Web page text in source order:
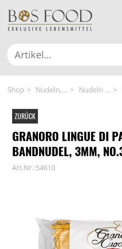
Shop Nudeln,... Nudeln ...
ZURÜCK
GRANORO LINGUE DI
BANDNUDEL, 3MM,
Art.Nr.:54610